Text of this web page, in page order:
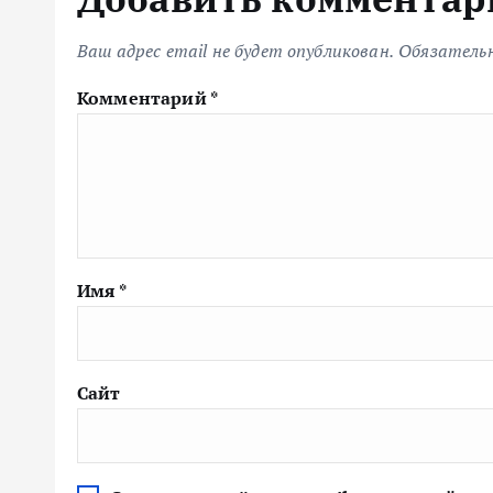
Ваш адрес email не будет опубликован.
Комментарий*
Имя *
Сайт